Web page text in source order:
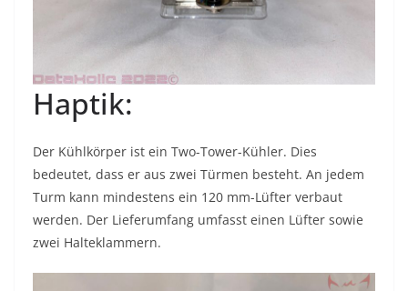
Haptik:
Der Kühlkörper ist ein Two-Tower-Kühler. Dies
bedeutet, dass er aus zwei Türmen besteht. An jedem
Turm kann mindestens ein 120 mm-Lüfter verbaut
werden. Der Lieferumfang umfasst einen Lüfter sowie
zwei Halteklammern.